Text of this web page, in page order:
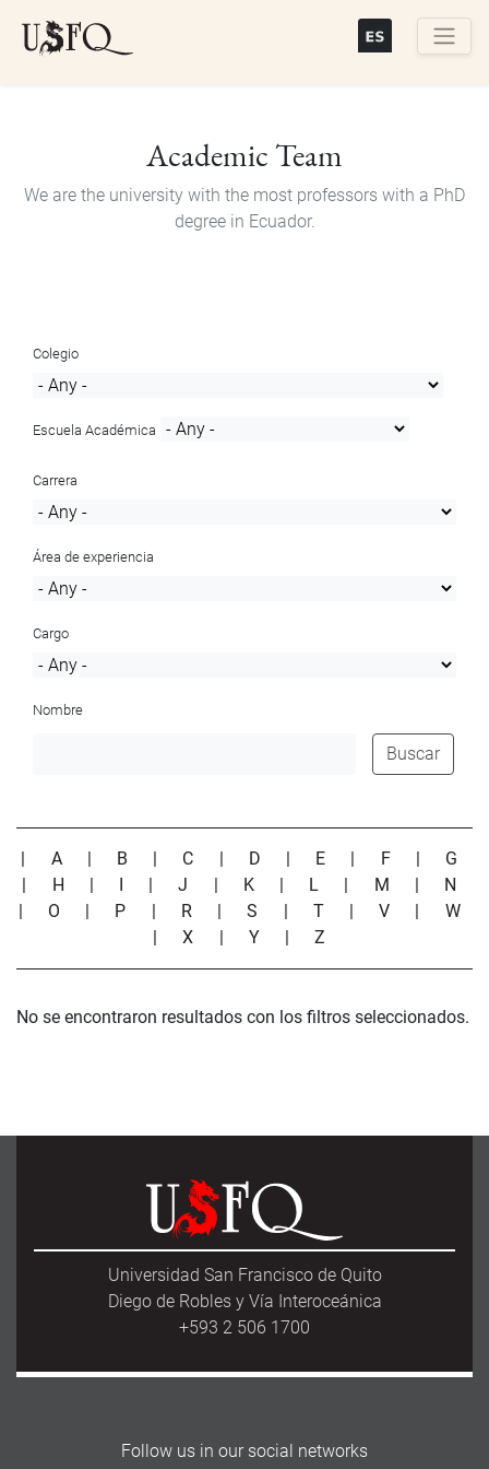
Academic Team
We are the university with the most professors with a PhD
degree in Ecuador.
Colegio
Escuela Académica
Carrera
Área de experiencia
Cargo
Nombre
Buscar
| A | B | C | D | E | F | G
| H | I |J | K | L | M | N
| O | P | R |S | T |V | W
|X | Y |Z
No se encontraron resultados con los filtros seleccionados.
Universidad San Francisco de Quito
Diego de Robles y Vía Interoceánica
+593 2 506 1700
Follow us in our social networks